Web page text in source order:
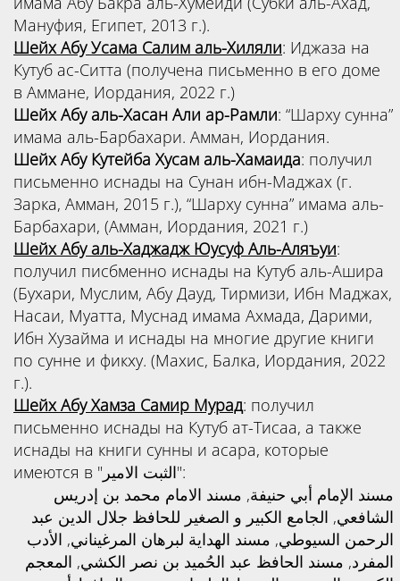
Мануфия, Египет, 2013 г.).
ШейхАбу Усама Салим аль-Хиляли: Иджаза на
Кутуб ас-Ситта (получена письменно в его доме
в Аммане, Иордания, 2022 г.)
ШейхАбу аль-Хасан Али ар-Рамли: “Шарху сунна”
имама аль-Барбахари. Амман, Иордания.
ШейхАбу Кутейба Хусам аль-Хамаида: получил
письменно иснады на Сунан ибн-Маджах (г.
Зарка, Амман, 2015 г.), “Шарху сунна” имама аль-
Барбахари, (Амман, Иордания, 2021 г.)
ШейхАбу аль-Хаджадж Юусуф Аль-Аляъуи:
получил писбменно иснады на Кутуб аль-Ашира
(Бухари, Муслим, Абу Дауд, Тирмизи, Ибн Маджах,
Насаи, Муатта, Муснад имама Ахмада, Дарими,
Ибн Хузайма и иснады на многие другие книги
по сунне и фикху. (Махис, Балка, Иордания, 2022
г.).
ШейхАбу Хамза Самир Мурад: получил
письменно иснады на Кутуб ат-Тисаа, а также
иснады на книги сунны и асара, которые
имеются в "الثبت الامير":
مسند الإمام أبي حنيفة, مسند الامام محمد بن إدريس
الشافعي, الجامع الكبير و الصغير للحافظ جلال الدين عبد
الرحمن السيوطي, مسند الهداية لبرهان المرغيناني, الأدب
المفرد, مسند الحافظ عبد الحُميد بن نصر الكشي, المعجم